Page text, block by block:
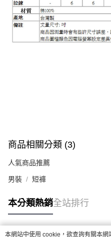
商品相關分類 (3)
人氣商品推薦
男裝 短褲
本分類熱銷全站排行
本網站中使用 cookie，欲查詢有關本